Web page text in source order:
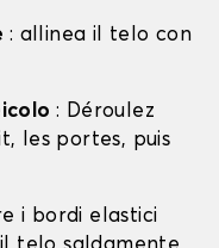
: allinea il telo con
: Déroulez
les portes, puis
i bordi elastici